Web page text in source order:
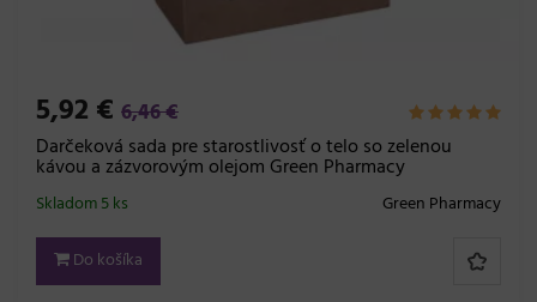
5,92 € 6,46 €
Darčeková sada pre starostlivosť o telo so zelenou
kávou a zázvorovým olejom Green Pharmacy
Green Pharmacy
Skladom 5 ks
Do košíka